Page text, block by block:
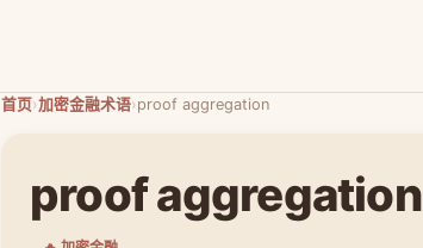
首页›加密金融术语›proof aggregation
proof aggregation